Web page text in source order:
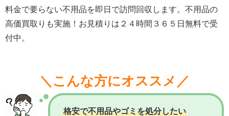
料金で要らない不用品を即日で訪問回収します。不用品の
高価買取りも実施！お見積りは２４時間３６５日無料で受
付中。
＼こんな方にオススメ／
格安で不用品やゴミを処分したい